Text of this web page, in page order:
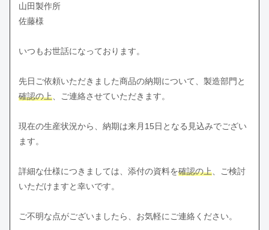
山田製作所
佐藤様
いつもお世話になっております。
先日ご依頼いただきました商品の納期について、製造部門と
確認の上 、ご連絡させていただきます。
現在の生産状況から、納期は来月15日となる見込みでござい
ます。
詳細な仕様につきましては、添付の資料を確認の上 、ご検討
いただけますと幸いです。
ご不明な点がございましたら、お気軽にご連絡ください。